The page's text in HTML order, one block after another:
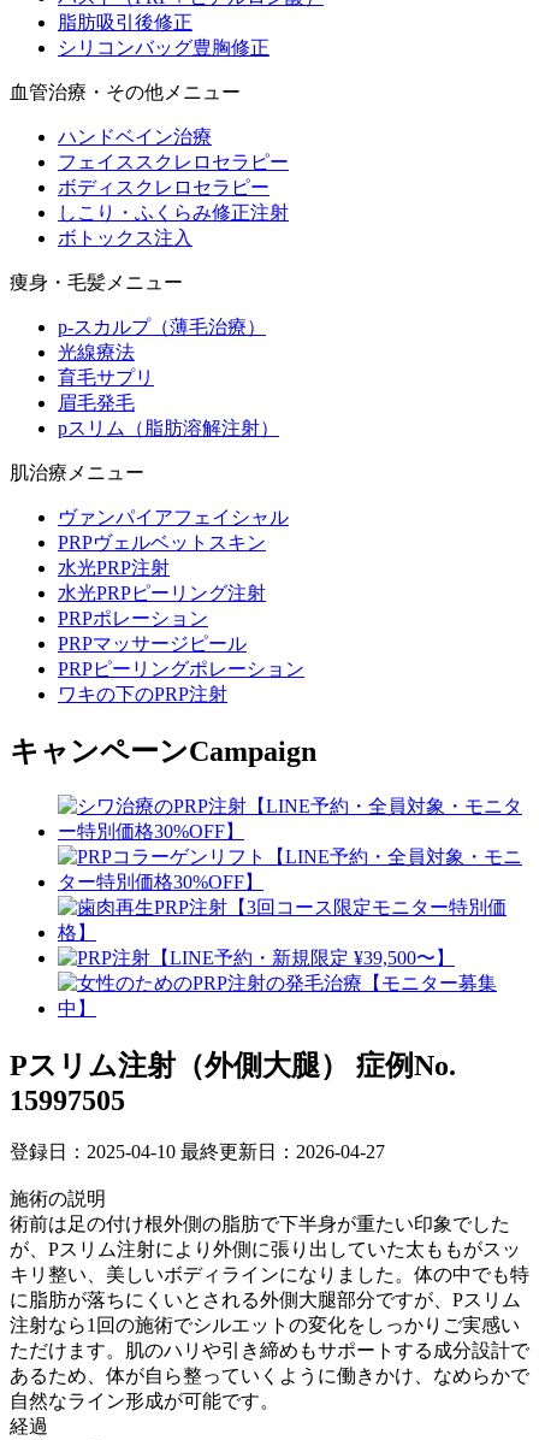
脂肪吸引後修正
シリコンバッグ豊胸修正
血管治療・その他メニュー
ハンドベイン治療
フェイススクレロセラピー
ボディスクレロセラピー
しこり・ふくらみ修正注射
ボトックス注入
痩身・毛髪メニュー
p-スカルプ（薄毛治療）
光線療法
育毛サプリ
眉毛発毛
pスリム（脂肪溶解注射）
肌治療メニュー
ヴァンパイアフェイシャル
PRPヴェルベットスキン
水光PRP注射
水光PRPピーリング注射
PRPポレーション
PRPマッサージピール
PRPピーリングポレーション
ワキの下のPRP注射
キャンペーンCampaign
Pスリム注射（外側大腿）
症例No.
15997505
登録日：2025-04-10 最終更新日：2026-04-27
施術の説明
術前は足の付け根外側の脂肪で下半身が重たい印象でした
が、Pスリム注射により外側に張り出していた太ももがスッ
キリ整い、美しいボディラインになりました。体の中でも特
に脂肪が落ちにくいとされる外側大腿部分ですが、Pスリム
注射なら1回の施術でシルエットの変化をしっかりご実感い
ただけます。肌のハリや引き締めもサポートする成分設計で
あるため、体が自ら整っていくように働きかけ、なめらかで
自然なライン形成が可能です。
経過